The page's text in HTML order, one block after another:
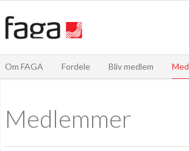
Om FAGA Fordele Bliv medlem
Medlemmer